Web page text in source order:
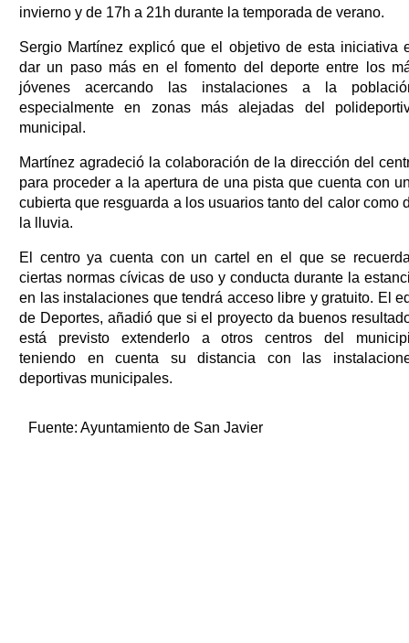
invierno y de 17h a 21h durante la temporada de verano.
Sergio Martínez explicó que el objetivo de esta iniciativa
dar un paso más en el fomento del deporte entre los
jóvenes acercando las instalaciones a la
especialmente en zonas más alejadas del
municipal.
Martínez agradeció la colaboración de la dirección del
para proceder a la apertura de una pista que cuenta con
cubierta que resguarda a los usuarios tanto del calor como
la lluvia.
El centro ya cuenta con un cartel en el que se
ciertas normas cívicas de uso y conducta durante la
en las instalaciones que tendrá acceso libre y gratuito. El
de Deportes, añadió que si el proyecto da buenos
está previsto extenderlo a otros centros del
teniendo en cuenta su distancia con las
deportivas municipales.
Fuente: Ayuntamiento de San Javier